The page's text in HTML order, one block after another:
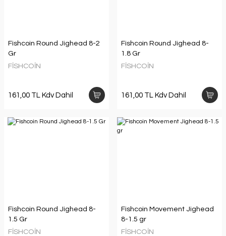
Fishcoin Round Jighead 8-2
Gr
FİSHCOİN
161,00 TL Kdv Dahil
Fishcoin Round Jighead 8-
1.8 Gr
FİSHCOİN
161,00 TL Kdv Dahil
Fishcoin Round Jighead 8-
1.5 Gr
FİSHCOİN
Fishcoin Movement Jighead
8-1.5 gr
FİSHCOİN